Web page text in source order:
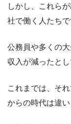
しかし、これら
社で働く人たちで
公務員や多くの
収入が減ったと
これまでは、そ
からの時代は違い